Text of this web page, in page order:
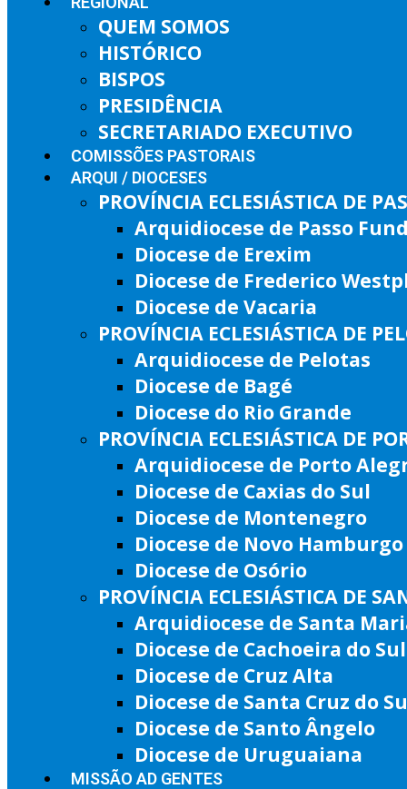
QUEM SOMOS
HISTÓRICO
BISPOS
PRESIDÊNCIA
SECRETARIADO EXECUTIVO
COMISSÕES PASTORAIS
ARQUI / DIOCESES
PROVÍNCIA ECLESIÁSTICA DE
Arquidiocese de Passo
Diocese de Erexim
Diocese de Frederico
Diocese de Vacaria
PROVÍNCIA ECLESIÁSTICA DE
Arquidiocese de Pelotas
Diocese de Bagé
Diocese do Rio Grande
PROVÍNCIA ECLESIÁSTICA DE
Arquidiocese de Porto
Diocese de Caxias do Sul
Diocese de Montenegro
Diocese de Novo Hamburgo
Diocese de Osório
PROVÍNCIA ECLESIÁSTICA DE
Arquidiocese de Santa
Diocese de Cachoeira do Sul
Diocese de Cruz Alta
Diocese de Santa Cruz do
Diocese de Santo Ângelo
Diocese de Uruguaiana
MISSÃO AD GENTES